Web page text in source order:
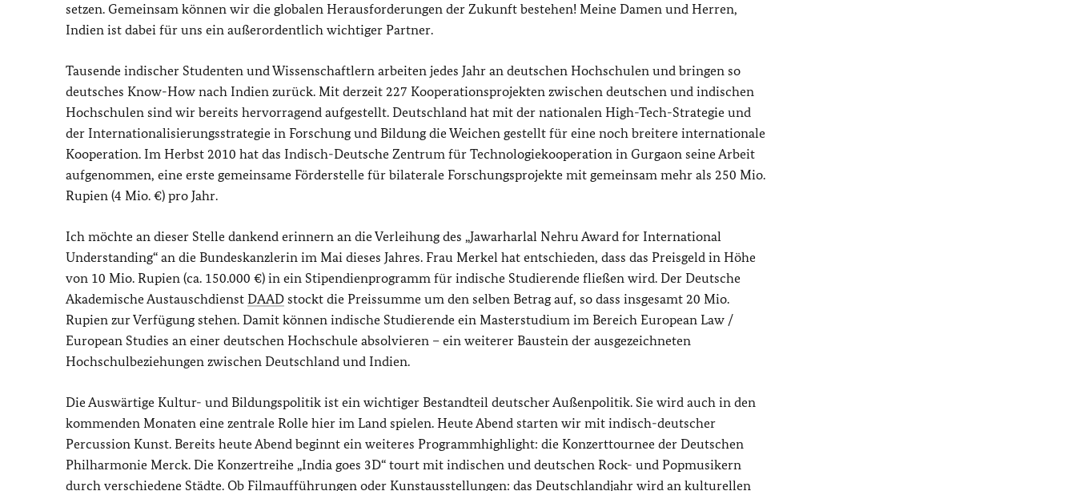
setzen. Gemeinsam können wir die globalen Herausforderungen der Zukunft bestehen! Meine Damen und Herren,
Indien ist dabei für uns ein außerordentlich wichtiger Partner.
Tausende indischer Studenten und Wissenschaftlern arbeiten jedes Jahr an deutschen Hochschulen und bringen so
deutsches Know-How nach Indien zurück. Mit derzeit 227 Kooperationsprojekten zwischen deutschen und indischen
Hochschulen sind wir bereits hervorragend aufgestellt. Deutschland hat mit der nationalen High-Tech-Strategie und
der Internationalisierungsstrategie in Forschung und Bildung die Weichen gestellt für eine noch breitere internationale
Kooperation. Im Herbst 2010 hat das Indisch-Deutsche Zentrum für Technologiekooperation in Gurgaon seine Arbeit
aufgenommen, eine erste gemeinsame Förderstelle für bilaterale Forschungsprojekte mit gemeinsam mehr als 250 Mio.
Rupien (4 Mio. €) pro Jahr.
Ich möchte an dieser Stelle dankend erinnern an die Verleihung des „Jawarharlal Nehru Award for International
Understanding“ an die Bundeskanzlerin im Mai dieses Jahres. Frau Merkel hat entschieden, dass das Preisgeld in Höhe
von 10 Mio. Rupien (ca. 150.000 €) in ein Stipendienprogramm für indische Studierende fließen wird. Der Deutsche
Akademische Austauschdienst DAAD stockt die Preissumme um den selben Betrag auf, so dass insgesamt 20 Mio.
Rupien zur Verfügung stehen. Damit können indische Studierende ein Masterstudium im Bereich European Law /
European Studies an einer deutschen Hochschule absolvieren – ein weiterer Baustein der ausgezeichneten
Hochschulbeziehungen zwischen Deutschland und Indien.
Die Auswärtige Kultur- und Bildungspolitik ist ein wichtiger Bestandteil deutscher Außenpolitik. Sie wird auch in den
kommenden Monaten eine zentrale Rolle hier im Land spielen. Heute Abend starten wir mit indisch-deutscher
Percussion Kunst. Bereits heute Abend beginnt ein weiteres Programmhighlight: die Konzerttournee der Deutschen
Philharmonie Merck. Die Konzertreihe „India goes 3D“ tourt mit indischen und deutschen Rock- und Popmusikern
durch verschiedene Städte. Ob Filmaufführungen oder Kunstausstellungen: das Deutschlandjahr wird an kulturellen